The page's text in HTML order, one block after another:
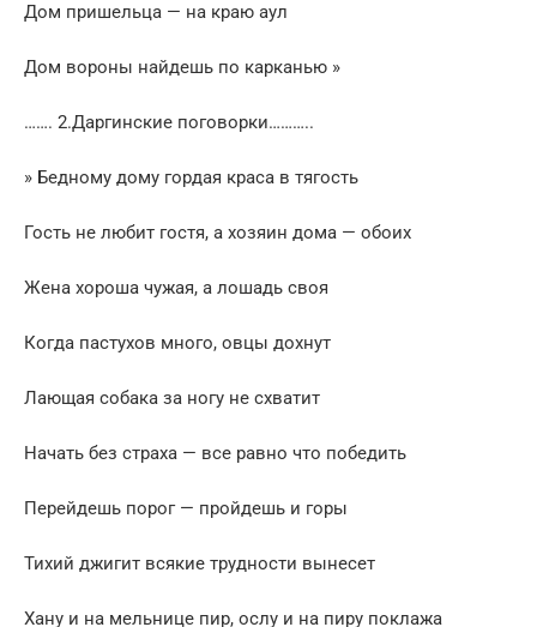
Дом пришельца — на краю аул
Дом вороны найдешь по карканью »
……. 2.Даргинские поговорки………..
» Бедному дому гордая краса в тягость
Гость не любит гостя, а хозяин дома — обоих
Жена хороша чужая, а лошадь своя
Когда пастухов много, овцы дохнут
Лающая собака за ногу не схватит
Начать без страха — все равно что победить
Перейдешь порог — пройдешь и горы
Тихий джигит всякие трудности вынесет
Хану и на мельнице пир, ослу и на пиру поклажа